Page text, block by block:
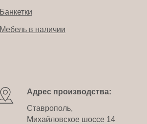
Банкетки
Мебель в наличии
Ставрополь,
Михайловское шоссе 14
Адрес производства: